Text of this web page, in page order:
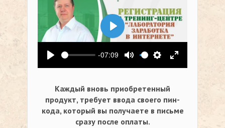
Воспроизвести
-07:09
Выключить звук
Настройки
На весь
Воспроизвести
Каждый вновь приобретенный
продукт, требует ввода своего пин-
кода, который вы получаете в письме
сразу после оплаты.